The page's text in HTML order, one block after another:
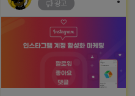
광고